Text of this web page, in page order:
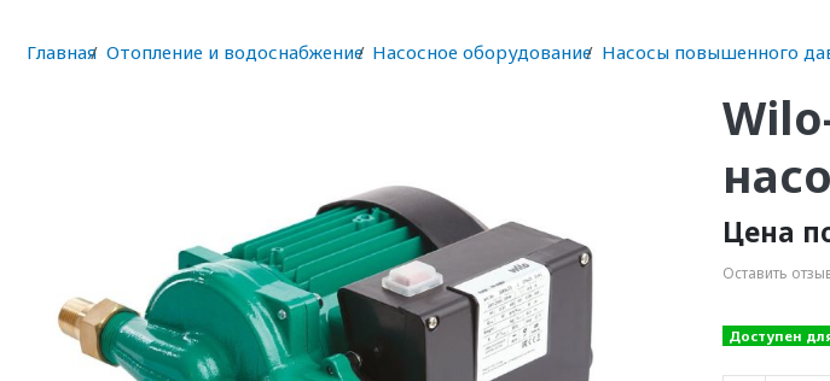
Главная Отопление и водоснабжение Насосное оборудование Насосы повышенного
Цена
Оставить
Доступен